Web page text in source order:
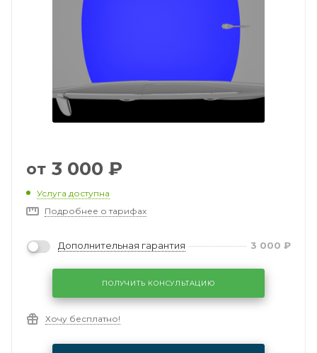
от 3 000 ₽
Услуга доступна
Подробнее о тарифах
Дополнительная гарантия 3 000 ₽
ПОЛУЧИТЬ КОНСУЛЬТАЦИЮ
Хочу бесплатно!